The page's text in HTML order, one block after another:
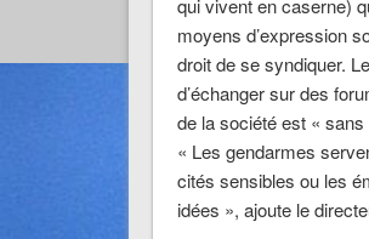
qui vivent en caserne)
moyens d’expression
droit de se syndiquer.
d’échanger sur des
de la société est «
« Les gendarmes
cités sensibles ou les
idées », ajoute le